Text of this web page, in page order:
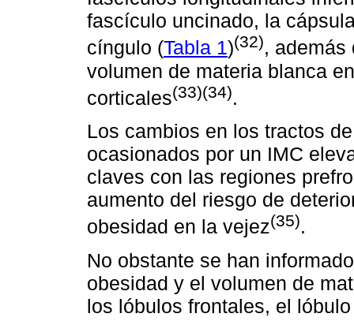
fascículo uncinado, la
cíngulo (Tabla 1)(32), además
volumen de materia blanca
corticales(33)(34).
Los cambios en los tractos
ocasionados por un IMC
claves con las regiones
aumento del riesgo de
obesidad en la vejez(35).
No obstante se han
obesidad y el volumen de
los lóbulos frontales, el